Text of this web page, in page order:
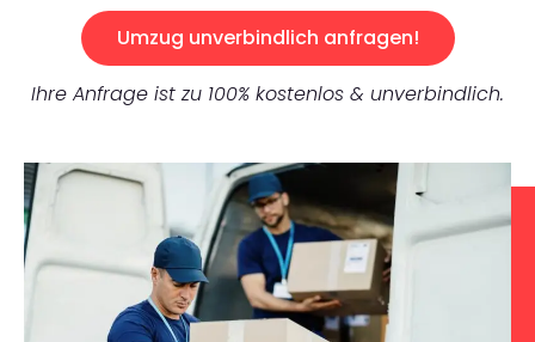
Umzug unverbindlich anfragen!
Ihre Anfrage ist zu 100% kostenlos & unverbindlich.